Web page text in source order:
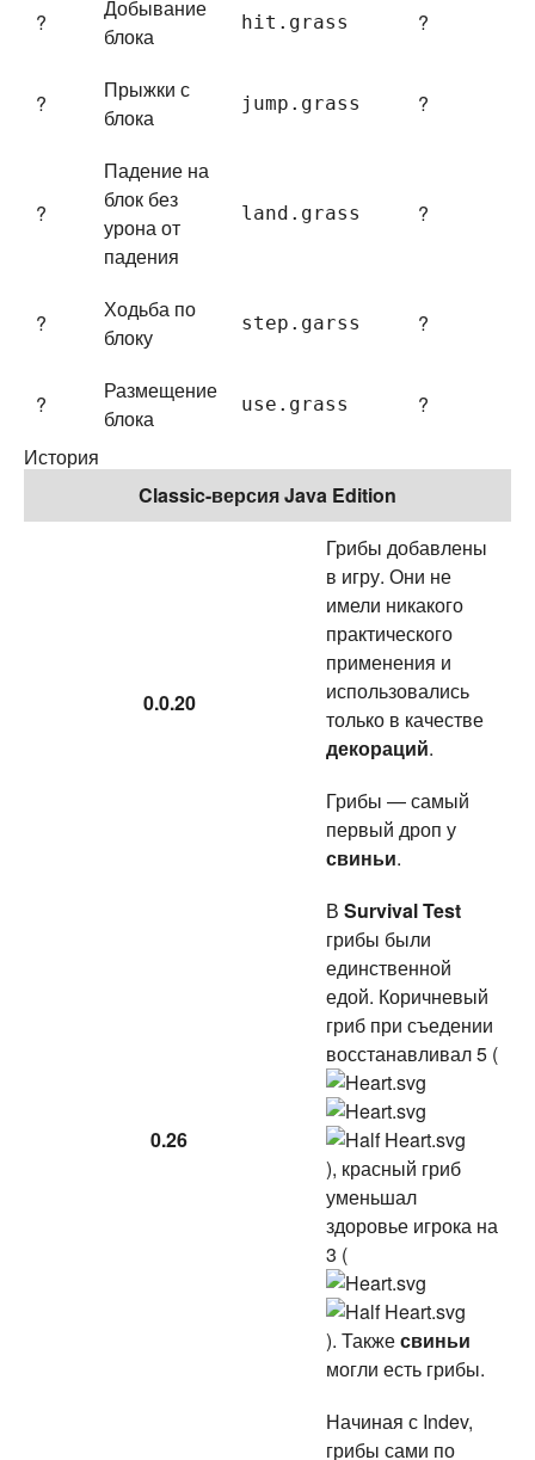
?
Добывание
блока
hit. grass ?
?
Прыжки с
блока
jump. grass ?
?
Падение на
блок без
урона от
падения
land. grass ?
?
Ходьба по
блоку
step. garss ?
?
Размещение
блока
use. grass
?
История
Classic-версия Java Edition
0.0.20
Грибы добавлены
в игру. Они не
имели никакого
практического
применения и
использовались
только в качестве
декораций.
Грибы — самый
первый дроп у
свиньи.
0.26
В Survival Test
грибы были
единственной
едой. Коричневый
гриб при съедении
восстанавливал 5 (
), красный гриб
уменьшал
здоровье игрока на
3 (
). Такжесвиньи
могли есть грибы.
Начиная с Indev,
грибы сами по